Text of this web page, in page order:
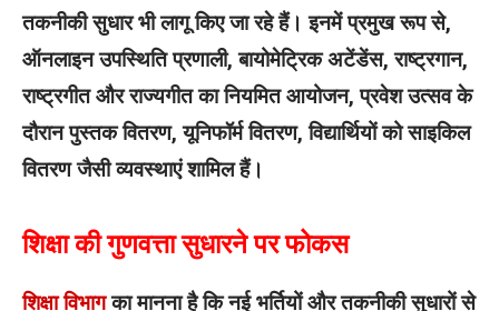
तकनीकी सुधार भी लागू किए जा रहे हैं। इनमें प्रमुख रूप से,
ऑनलाइन उपस्थिति प्रणाली, बायोमेट्रिक अटेंडेंस, राष्ट्रगान,
राष्ट्रगीत और राज्यगीत का नियमित आयोजन, प्रवेश उत्सव के
दौरान पुस्तक वितरण, यूनिफॉर्म वितरण, विद्यार्थियों को साइकिल
वितरण जैसी व्यवस्थाएं शामिल हैं।
शिक्षा की गुणवत्ता सुधारने पर फोकस
शिक्षा विभागका मानना है कि नई भर्तियों और तकनीकी सुधारों से